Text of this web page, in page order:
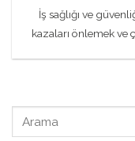
İş sağlığı ve
kazaları önlemek ve